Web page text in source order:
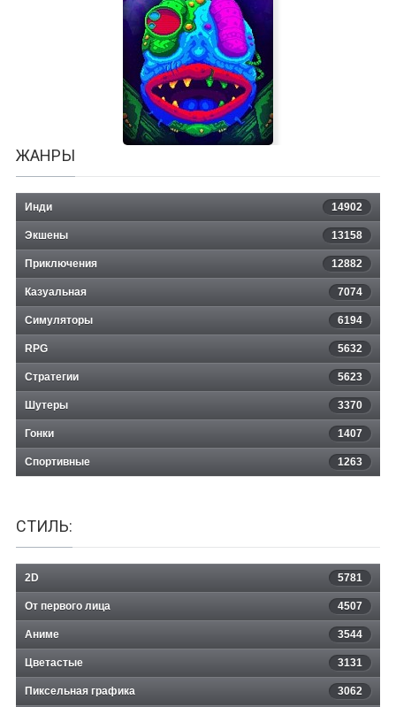
Metal Mind
ЖАНРЫ
Инди 14902
Экшены 13158
Приключения 12882
Казуальная 7074
Симуляторы 6194
RPG 5632
Стратегии 5623
Шутеры 3370
Гонки 1407
Спортивные 1263
СТИЛЬ:
2D 5781
От первого лица 4507
Аниме 3544
Цветастые 3131
Пиксельная графика 3062